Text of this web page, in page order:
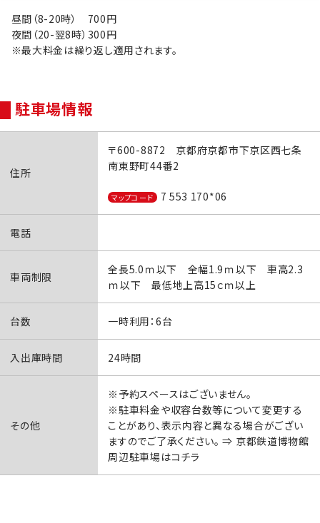
昼間（8-20時） 700円
夜間（20-翌8時）300円
※最大料金は繰り返し適用されます。
駐車場情報
住所
〒600-8872 京都府京都市下京区西七条
南東野町44番2
マップコード 7 553 170*06
電話
車両制限
全長5.0ｍ以下 全幅1.9ｍ以下 車高2.3
ｍ以下 最低地上高15ｃｍ以上
台数 一時利用：6台
入出庫時間 24時間
その他
※予約スペースはございません。
※駐車料金や収容台数等について変更する
ことがあり、表示内容と異なる場合がござい
ますのでご了承ください。 ⇒ 京都鉄道博物館
周辺駐車場はコチラ